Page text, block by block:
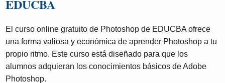
EDUCBA
El curso online gratuito de Photoshop de EDUCBA ofrece
una forma valiosa y económica de aprender Photoshop a tu
propio ritmo. Este curso está diseñado para que los
alumnos adquieran los conocimientos básicos de Adobe
Photoshop.